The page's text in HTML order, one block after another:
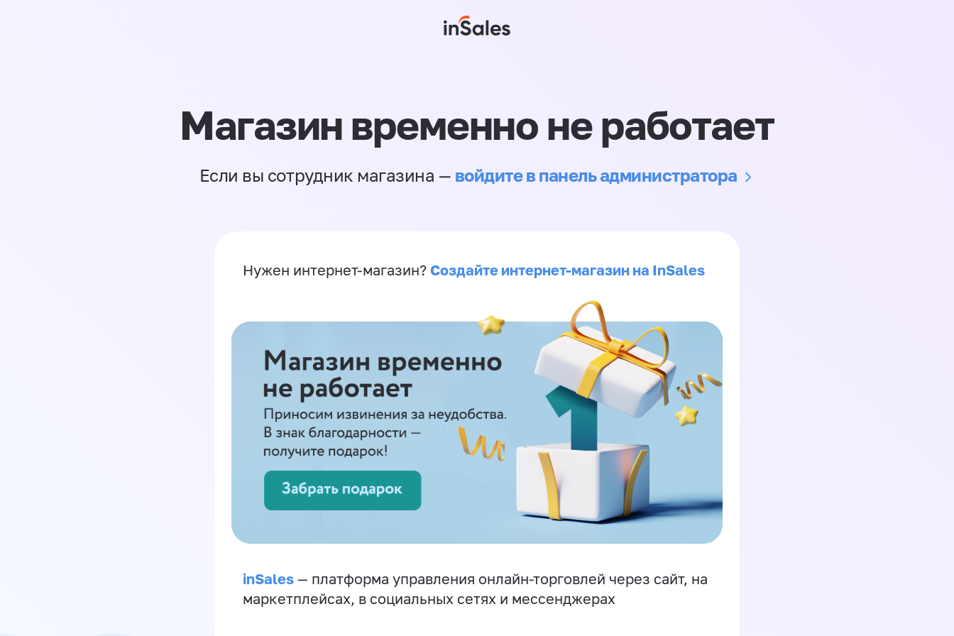
Магазин временно не работает
Если вы сотрудник магазина — войдите в панель администратора
Нужен интернет-магазин? Создайте интернет-магазин на InSales
inSales — платформа управления онлайн-торговлей через сайт, на
маркетплейсах, в социальных сетях и мессенджерах